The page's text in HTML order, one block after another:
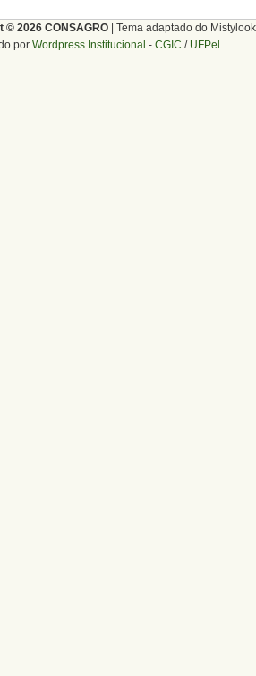
© 2026 CONSAGRO | Tema adaptado do
por Wordpress Institucional - CGIC / UFPel